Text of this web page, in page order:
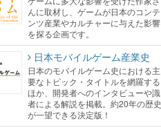
んに取材し、ゲームが日本のコンテ
ンツ産業やカルチャーに与えた影響
を探る企画です。
日本モバイルゲーム産業史
日本のモバイルゲーム史における主
要なトピック・タイトルを網羅する
ほか、開発者へのインタビューや識
者による解説を掲載。約20年の歴史
が一望できる決定版！